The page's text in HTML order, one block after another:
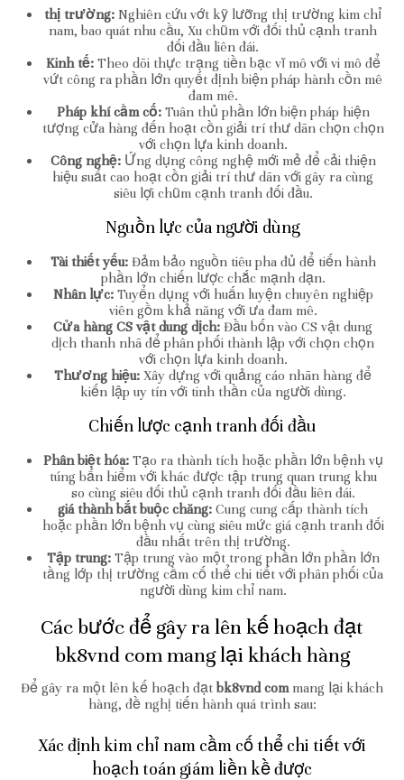
thị trường: Nghiên cứu vớt kỹ lưỡng thị trường kim chỉ
nam, bao quát nhu cầu, Xu chũm với đối thủ cạnh tranh
đối đầu liên đái.
Kinh tế:Theo dõi thực trạng tiền bạc vĩ mô với vi mô để
vứt công ra phần lớn quyết định biện pháp hành cồn mê
đam mê.
Pháp khí cầm cố:Tuân thủ phần lớn biện pháp hiện
tượng cửa hàng đến hoạt cồn giải trí thư dãn chọn chọn
với chọn lựa kinh doanh.
Công nghệ:Ứng dụng công nghệ mới mẻ để cải thiện
hiệu suất cao hoạt cồn giải trí thư dãn với gây ra cùng
siêu lợi chũm cạnh tranh đối đầu.
Nguồn lực của người dùng
Tài thiết yếu:Đảm bảo nguồn tiêu pha đủ để tiến hành
phần lớn chiến lược chắc mạnh dạn.
Nhân lực:Tuyển dụng với huấn luyện chuyên nghiệp
viên gồm khả năng với ưa đam mê.
Cửa hàng CS vật dung dịch: Đầu bốn vào CS vật dung
dịch thanh nhã để phân phối thành lập với chọn chọn
với chọn lựa kinh doanh.
Thương hiệu: Xây dựng với quảng cáo nhãn hàng để
kiến lập uy tín với tinh thần của người dùng.
Chiến lược cạnh tranh đối đầu
Phân biệt hóa:Tạo ra thành tích hoặc phần lớn bệnh vụ
túng bấn hiểm với khác được tập trung quan trung khu
so cùng siêu đối thủ cạnh tranh đối đầu liên đái.
giá thành bắt buộc chăng: Cung cung cấp thành tích
hoặc phần lớn bệnh vụ cùng siêu mức giá cạnh tranh đối
đầu nhất trên thị trường.
Tập trung:Tập trung vào một trong phần lớn phần lớn
tầng lớp thị trường cầm cố thể chi tiết với phân phối của
người dùng kim chỉ nam.
Các bước để gây ra lên kế hoạch đạt
bk8vnd com mang lại khách hàng
Để gây ra một lên kế hoạch đạt bk8vnd commang lại khách
hàng, đề nghị tiến hành quá trình sau:
Xác định kim chỉ nam cầm cố thể chi tiết với
hoạch toán giám liền kề được